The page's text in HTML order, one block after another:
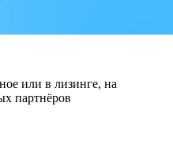
или в лизинге, на
партнёров